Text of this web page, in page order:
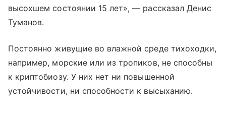
высохшем состоянии 15 лет», — рассказал Денис
Туманов.
Постоянно живущие во влажной среде тихоходки,
например, морские или из тропиков, не способны
к криптобиозу. У них нет ни повышенной
устойчивости, ни способности к высыханию.